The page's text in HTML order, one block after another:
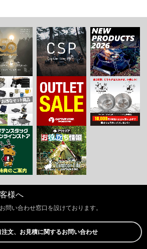
様へ
問い合わせ窓口を設けております。
文、お見積に関するお問い合わせ